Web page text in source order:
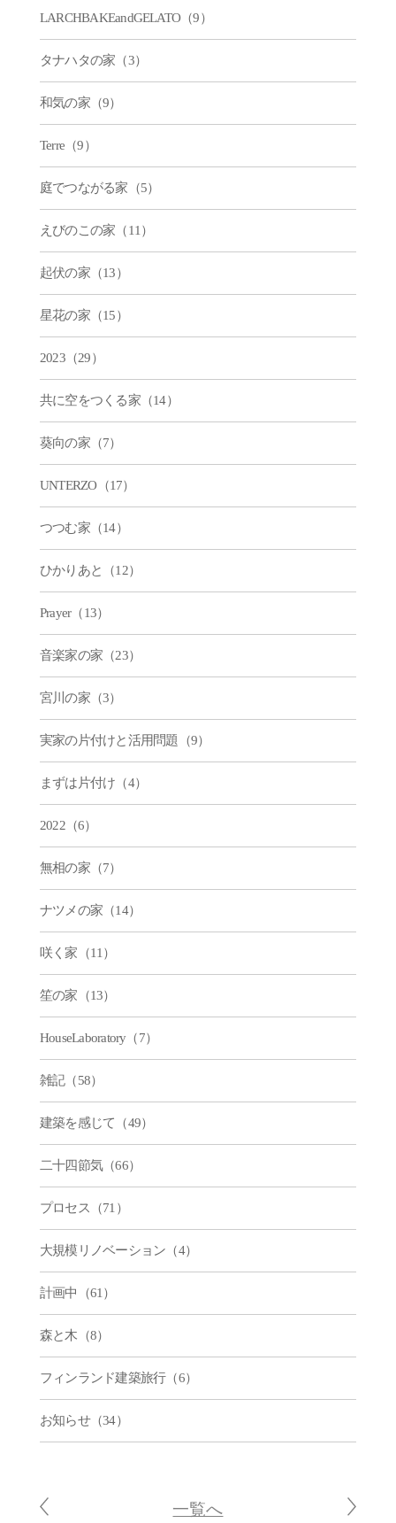
LARCHBAKEandGELATO（9）
タナハタの家（3）
和気の家（9）
Terre（9）
庭でつながる家（5）
えびのこの家（11）
起伏の家（13）
星花の家（15）
2023（29）
共に空をつくる家（14）
葵向の家（7）
UNTERZO（17）
つつむ家（14）
ひかりあと（12）
Prayer（13）
音楽家の家（23）
宮川の家（3）
実家の片付けと活用問題（9）
まずは片付け（4）
2022（6）
無相の家（7）
ナツメの家（14）
咲く家（11）
笙の家（13）
HouseLaboratory（7）
雑記（58）
建築を感じて（49）
二十四節気（66）
プロセス（71）
大規模リノベーション（4）
計画中（61）
森と木（8）
フィンランド建築旅行（6）
お知らせ（34）
一覧へ